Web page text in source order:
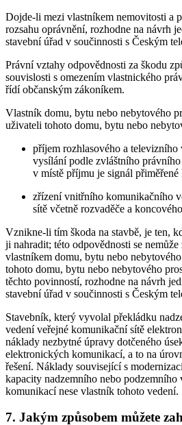
Dojde-li mezi vlastníkem nemovitosti a
rozsahu oprávnění, rozhodne na návrh
stavební úřad v součinnosti s Českým
Právní vztahy odpovědnosti za škodu
souvislosti s omezením vlastnického
řídí občanským zákoníkem.
Vlastník domu, bytu nebo nebytového
uživateli tohoto domu, bytu nebo
příjem rozhlasového a
vysílání podle zvláštního
v místě příjmu je signál přiměřené
zřízení vnitřního komunikačního
sítě včetně rozvaděče a
Vznikne-li tím škoda na stavbě, je ten,
ji nahradit; této odpovědnosti se
vlastníkem domu, bytu nebo
tohoto domu, bytu nebo nebytového
těchto povinností, rozhodne na návrh
stavební úřad v součinnosti s Českým
Stavebník, který vyvolal překládku
vedení veřejné komunikační sítě
náklady nezbytné úpravy dotčeného
elektronických komunikací, a to na
řešení. Náklady související s
kapacity nadzemního nebo
komunikací nese vlastník tohoto vedení.
7. Jakým způsobem můžete